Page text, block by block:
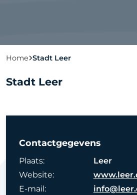
Home Stadt Leer
Stadt Leer
Contactgegevens
Plaats:
Leer
Website:
E-mail: